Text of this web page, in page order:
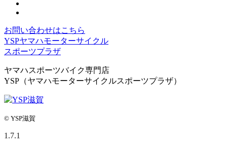
お問い合わせはこちら
YSPヤマハモーターサイクル
スポーツプラザ
ヤマハスポーツバイク専門店
YSP（ヤマハモーターサイクルスポーツプラザ）
© YSP滋賀
1.7.1